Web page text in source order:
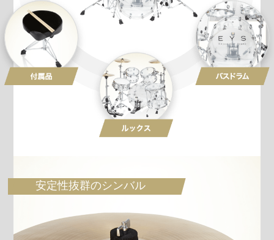
安定性抜群のシンバル